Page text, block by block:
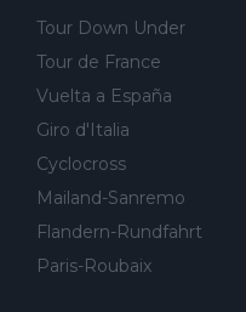
Tour Down Under
Tour de France
Vuelta a España
Giro d'Italia
Cyclocross
Mailand-Sanremo
Flandern-Rundfahrt
Paris-Roubaix